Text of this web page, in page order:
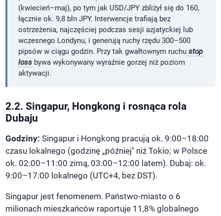
(kwiecień–maj), po tym jak USD/JPY zbliżył się do 160,
łącznie ok. 9,8 bln JPY. Interwencje trafiają bez
ostrzeżenia, najczęściej podczas sesji azjatyckiej lub
wczesnego Londynu, i generują ruchy rzędu 300–500
pipsów w ciągu godzin. Przy tak gwałtownym ruchustop
loss bywa wykonywany wyraźnie gorzej niż poziom
aktywacji.
2.2. Singapur, Hongkong i rosnąca rola
Dubaju
Godziny: Singapur i Hongkong pracują ok. 9:00–18:00
czasu lokalnego (godzinę „później" niż Tokio; w Polsce
ok. 02:00–11:00 zimą, 03:00–12:00 latem). Dubaj: ok.
9:00–17:00 lokalnego (UTC+4, bez DST).
Singapur jest fenomenem. Państwo-miasto o 6
milionach mieszkańców raportuje 11,8% globalnego